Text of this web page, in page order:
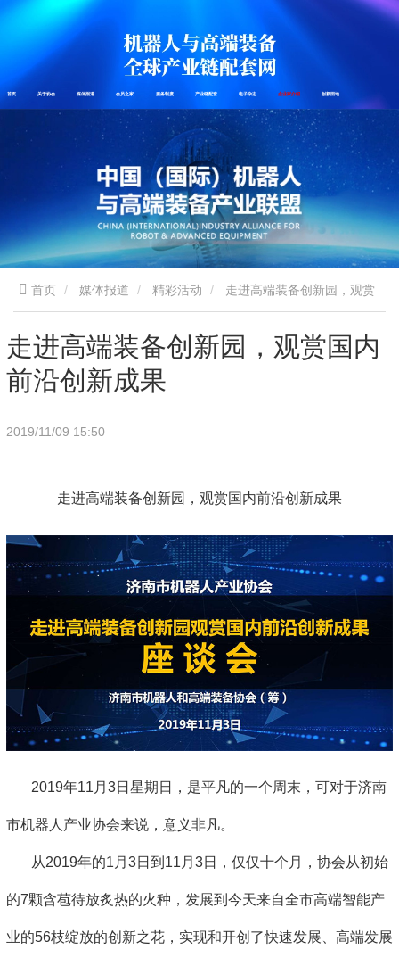
首页 关于协会 媒体报道 会员之家 服务制度 产业链配套 电子杂志 企业家介绍 创新园地
首页 媒体报道 精彩活动
国内前沿创新成果
走进高端装备创新园，观赏国内
前沿创新成果
2019/11/09 15:50
走进高端装备创新园，观赏国内前沿创新成果
2019年11月3日星期日，是平凡的一个周末，可对于济南
市机器人产业协会来说，意义非凡。
从2019年的1月3日到11月3日，仅仅十个月，协会从初始
的7颗含苞待放炙热的火种，发展到今天来自全市高端智能产
业的56枝绽放的创新之花，实现和开创了快速发展、高端发展